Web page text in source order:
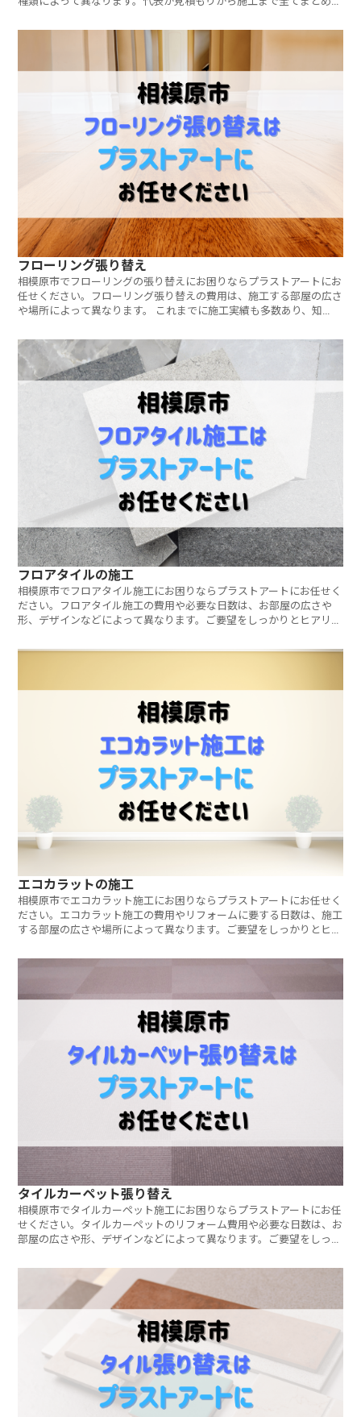
せください。
フローリング張り替え
相模原市でフローリングの張り替えにお困りならプラストアートにお
任せください。フローリング張り替えの費用は、施工する部屋の広さ
や場所によって異なります。 これまでに施工実績も多数あり、知
予算に合わせたご提案をさせていただきます。ご相談・見積もりは無
料です。お気軽にお問い合わせください。
フロアタイルの施工
相模原市でフロアタイル施工にお困りならプラストアートにお任せく
ださい。フロアタイル施工の費用や必要な日数は、お部屋の広さや
形、デザインなどによって異なります。ご要望をしっかりとヒアリン
もりは無料です。お気軽にお問い合わせください。
エコカラットの施工
相模原市でエコカラット施工にお困りならプラストアートにお任せく
ださい。エコカラット施工の費用やリフォームに要する日数は、施工
する部屋の広さや場所によって異なります。ご要望をしっかりとヒア
見積もりは無料です。お気軽にお問い合わせください。
タイルカーペット張り替え
相模原市でタイルカーペット施工にお困りならプラストアートにお任
せください。タイルカーペットのリフォーム費用や必要な日数は、お
部屋の広さや形、デザインなどによって異なります。ご要望をしっか
ご相談・見積もりは無料です。お気軽にお問い合わせください。